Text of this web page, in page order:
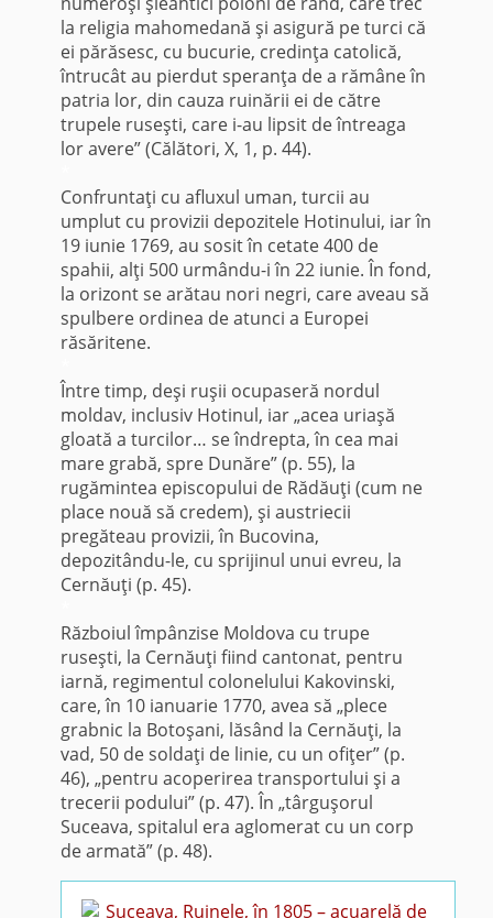
la religia mahomedană şi asigură pe turci că
ei părăsesc, cu bucurie, credinţa catolică,
întrucât au pierdut speranţa de a rămâne în
patria lor, din cauza ruinării ei de către
trupele ruseşti, care i-au lipsit de întreaga
lor avere” (Călători, X, 1, p. 44).
Confruntaţi cu afluxul uman, turcii au
umplut cu provizii depozitele Hotinului, iar în
19 iunie 1769, au sosit în cetate 400 de
spahii, alţi 500 urmându-i în 22 iunie. În fond,
la orizont se arătau nori negri, care aveau să
spulbere ordinea de atunci a Europei
răsăritene.
Între timp, deşi ruşii ocupaseră nordul
moldav, inclusiv Hotinul, iar „acea uriaşă
gloată a turcilor… se îndrepta, în cea mai
mare grabă, spre Dunăre” (p. 55), la
rugămintea episcopului de Rădăuţi (cum ne
place nouă să credem), şi austriecii
pregăteau provizii, în Bucovina,
depozitându-le, cu sprijinul unui evreu, la
Cernăuţi (p. 45).
Războiul împânzise Moldova cu trupe
ruseşti, la Cernăuţi fiind cantonat, pentru
iarnă, regimentul colonelului Kakovinski,
care, în 10 ianuarie 1770, avea să „plece
grabnic la Botoşani, lăsând la Cernăuţi, la
vad, 50 de soldaţi de linie, cu un ofiţer” (p.
46), „pentru acoperirea transportului şi a
trecerii podului” (p. 47). În „târguşorul
Suceava, spitalul era aglomerat cu un corp
de armată” (p. 48).